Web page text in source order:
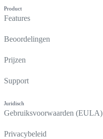
Product
Features
Beoordelingen
Prijzen
Support
Juridisch
Gebruiksvoorwaarden (EULA)
Privacybeleid